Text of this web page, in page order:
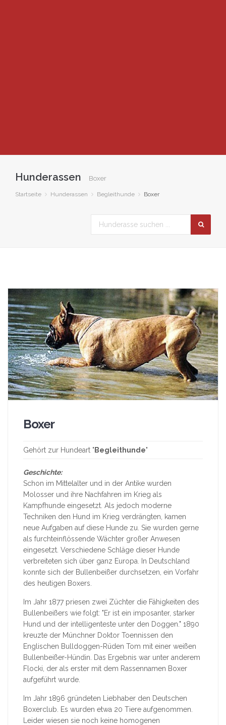
Hunderassen Boxer
Startseite Hunderassen Begleithunde Boxer
Boxer
Gehört zur Hundeart " Begleithunde"
Geschichte:
Schon im Mittelalter und in der Antike wurden
Molosser und ihre Nachfahren im Krieg als
Kampfhunde eingesetzt. Als jedoch moderne
Techniken den Hund im Krieg verdrängten, kamen
neue Aufgaben auf diese Hunde zu. Sie wurden gerne
als furchteinflössende Wächter großer Anwesen
eingesetzt. Verschiedene Schläge dieser Hunde
verbreiteten sich über ganz Europa. In Deutschland
konnte sich der Bullenbeißer durchsetzen, ein Vorfahr
des heutigen Boxers.
Im Jahr 1877 priesen zwei Züchter die Fähigkeiten des
Bullenbeißers wie folgt: "Er ist ein imposanter, starker
Hund und der intelligenteste unter den Doggen." 1890
kreuzte der Münchner Doktor Toennissen den
Englischen Bulldoggen-Rüden Tom mit einer weißen
Bullenbeißer-Hündin. Das Ergebnis war unter anderem
Flocki, der als erster mit dem Rassennamen Boxer
aufgeführt wurde.
Im Jahr 1896 gründeten Liebhaber den Deutschen
Boxerclub. Es wurden etwa 20 Tiere aufgenommen.
Leider wiesen sie noch keine homogenen